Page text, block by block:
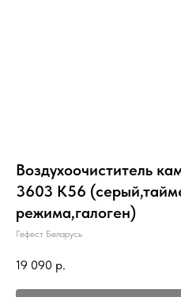
Воздухоочиститель
3603 К56
режима,галоген)
Гефест Беларусь
19 090 р.